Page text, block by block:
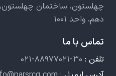
چهلستون، ساختمان
دهم، واحد ۱۰۰۱
تماس با ما
تلفن : ۰۲۱-۸۸۹۷۷۰۲۱-۳۰